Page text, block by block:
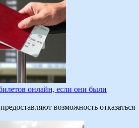
онлайн, если они были
возможность отказаться